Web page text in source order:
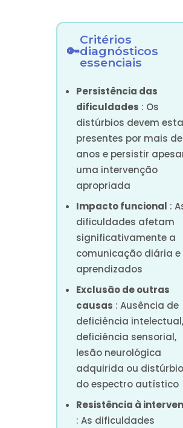
Critérios
diagnósticos
essenciais
Persistência das
dificuldades : Os
distúrbios devem
presentes por mais
anos e persistir
uma intervenção
apropriada
Impacto funcional :
dificuldades afetam
significativamente a
comunicação diária e
aprendizados
Exclusão de outras
causas : Ausência de
deficiência intelectual,
deficiência sensorial,
lesão neurológica
adquirida ou
do espectro autístico
Resistência à
: As dificuldades